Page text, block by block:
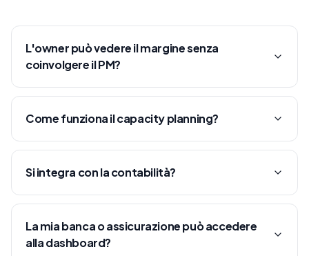
L'owner può vedere il margine senza
coinvolgere il PM?
Come funziona il capacity planning?
Si integra con la contabilità?
La mia banca o assicurazione può accedere
alla dashboard?